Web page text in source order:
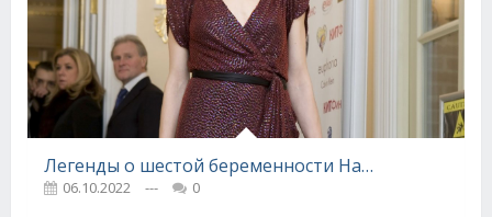
Легенды о шестой беременности Натальи Водяновой не дают покоя тысячам женщин
06.10.2022 ---
0